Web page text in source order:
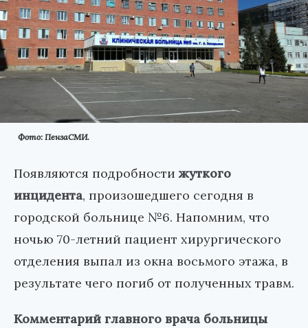
Фото: ПензаСМИ.
Появляются подробностижуткого
инцидента, произошедшего сегодня в
городской больнице №6. Напомним, что
ночью 70-летний пациент хирургического
отделения выпал из окна восьмого этажа, в
результате чего погиб от полученных травм.
Комментарий главного врача больницы